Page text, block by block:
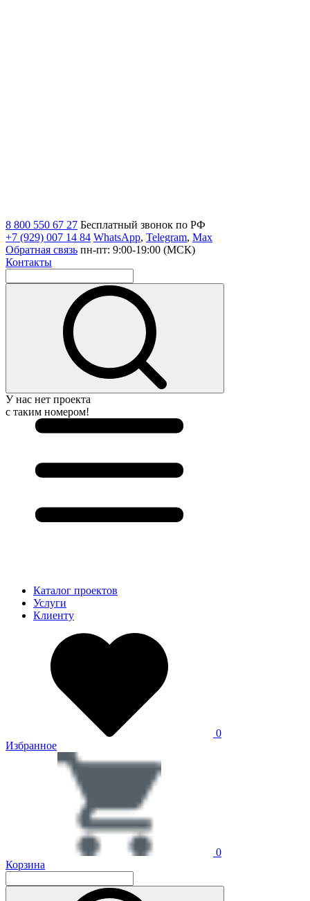
8 800 550 67 27 Бесплатный звонок по РФ
+7 (929) 007 14 84 WhatsApp, Telegram, Max
Обратная связь пн-пт: 9:00-19:00 (МСК)
Контакты
У нас нет проекта
с таким номером!
Каталог проектов
Услуги
Клиенту
0
Избранное
0
Корзина